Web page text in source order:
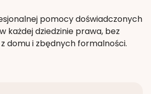
pomocy doświadczonych
każdej dziedzinie prawa, bez
domu i zbędnych formalności.